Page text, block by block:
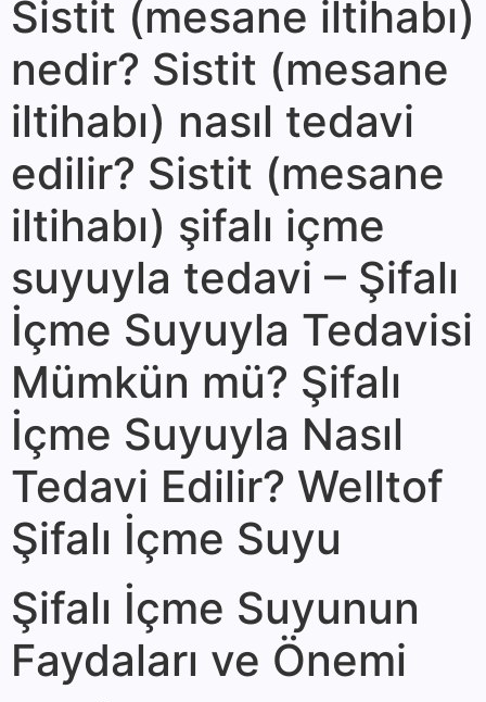
Sistit (mesane iltihabı)
nedir? Sistit (mesane
iltihabı) nasıl tedavi
edilir? Sistit (mesane
iltihabı) şifalı içme
suyuyla tedavi – Şifalı
İçme Suyuyla Tedavisi
Mümkün mü? Şifalı
İçme Suyuyla Nasıl
Tedavi Edilir? Welltof
Şifalı İçme Suyu
Şifalı İçme Suyunun
Faydaları ve Önemi